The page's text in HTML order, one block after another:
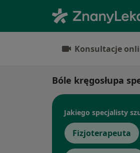
Konsultacje
Bóle kręgosłupa
Jakiego specjalisty
Fizjoterapeuta